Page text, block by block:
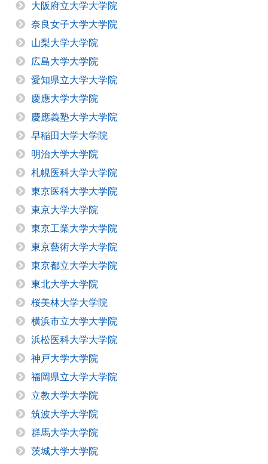
大阪府立大学大学院
奈良女子大学大学院
山梨大学大学院
広島大学大学院
愛知県立大学大学院
慶應大学大学院
慶應義塾大学大学院
早稲田大学大学院
明治大学大学院
札幌医科大学大学院
東京医科大学大学院
東京大学大学院
東京工業大学大学院
東京藝術大学大学院
東京都立大学大学院
東北大学大学院
桜美林大学大学院
横浜市立大学大学院
浜松医科大学大学院
神戸大学大学院
福岡県立大学大学院
立教大学大学院
筑波大学大学院
群馬大学大学院
茨城大学大学院